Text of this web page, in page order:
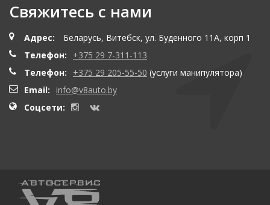
Свяжитесь с нами
Адрес:
Беларусь, Витебск, ул. Буденного 11А, корп 1
Телефон:
+375 29 7-311-113
Телефон:
+375 29 205-55-50 (услуги манипулятора)
Email:
info@v8auto.by
Соцсети: